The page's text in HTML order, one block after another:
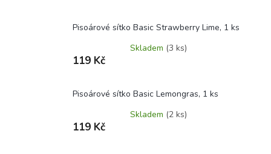
Pisoárové sítko Basic Strawberry Lime, 1 ks
Skladem (3 ks)
119 Kč
Pisoárové sítko Basic Lemongras, 1 ks
Skladem (2 ks)
119 Kč